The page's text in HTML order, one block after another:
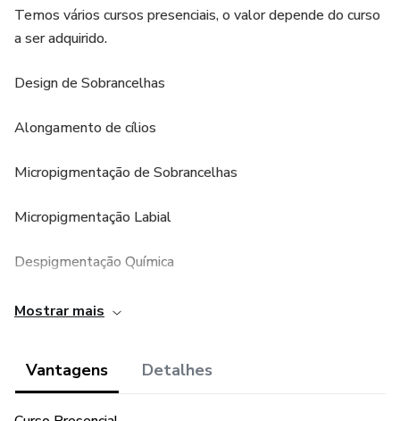
Temos vários cursos presenciais, o valor depende do curso
a ser adquirido.
Design de Sobrancelhas
Alongamento de cílios
Micropigmentação de Sobrancelhas
Micropigmentação Labial
Despigmentação Química
Limpeza de Pele
Mostrar mais
Vantagens Detalhes